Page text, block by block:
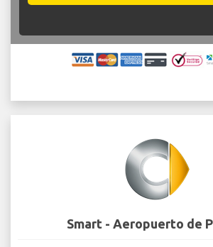
Smart - Aeropuerto de